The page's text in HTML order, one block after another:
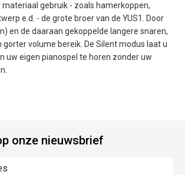
materiaal gebruik - zoals hamerkoppen,
e.d. - de grote broer van de YUS1. Door
en de daaraan gekoppelde langere snaren,
gorter volume bereik. De Silent modus laat u
uw eigen pianospel te horen zonder uw
onze nieuwsbrief